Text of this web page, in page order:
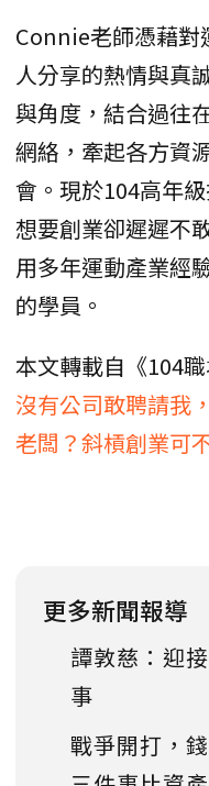
Connie老師憑藉對
人分享的熱情與真
與角度，結合過往
網絡，牽起各方資
會。現於104高年
想要創業卻遲遲不
用多年運動產業經
的學員。
本文轉載自《104
沒有公司敢聘請我
老闆？斜槓創業可
更多新聞報導
譚敦慈：迎
事
戰爭開打，